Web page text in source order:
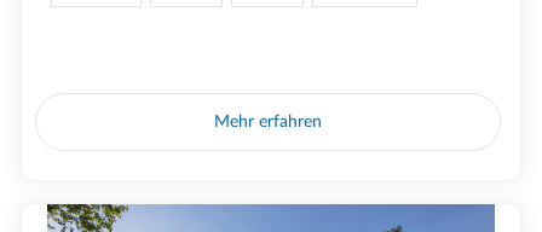
Mehr erfahren